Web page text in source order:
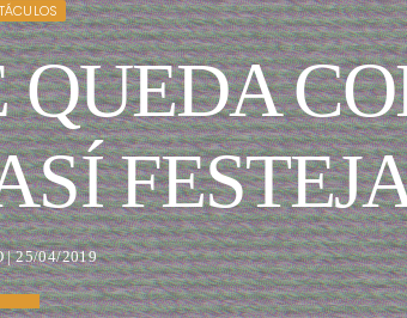
QUEDA
| 25/04/2019